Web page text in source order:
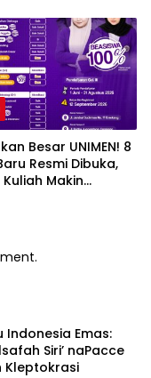
Besar UNIMEN! 8
Resmi Dibuka,
Kuliah Makin
Indonesia Emas:
Siri’ naPacce
Kleptokrasi